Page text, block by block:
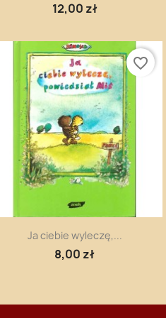
12,00 zł
Szybki podgląd
Ja ciebie wyleczę,...
8,00 zł
favorite_border